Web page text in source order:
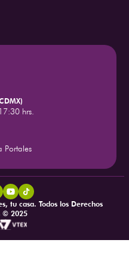
hrs.
Portales
tu casa. Todos los Derechos
© 2025